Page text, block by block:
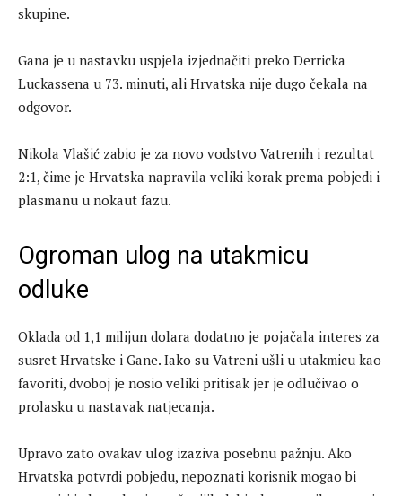
skupine.
Gana je u nastavku uspjela izjednačiti preko Derricka
Luckassena u 73. minuti, ali Hrvatska nije dugo čekala na
odgovor.
Nikola Vlašić zabio je za novo vodstvo Vatrenih i rezultat
2:1, čime je Hrvatska napravila veliki korak prema pobjedi i
plasmanu u nokaut fazu.
Ogroman ulog na utakmicu
odluke
Oklada od 1,1 milijun dolara dodatno je pojačala interes za
susret Hrvatske i Gane. Iako su Vatreni ušli u utakmicu kao
favoriti, dvoboj je nosio veliki pritisak jer je odlučivao o
prolasku u nastavak natjecanja.
Upravo zato ovakav ulog izaziva posebnu pažnju. Ako
Hrvatska potvrdi pobjedu, nepoznati korisnik mogao bi